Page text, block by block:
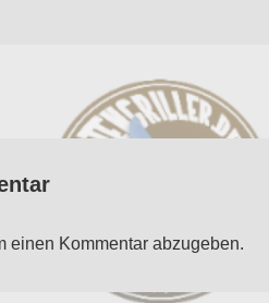
einen Kommentar abzugeben.